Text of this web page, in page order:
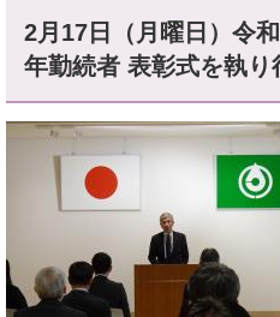
2月17日（月曜日）令
年勤続者 表彰式を執り